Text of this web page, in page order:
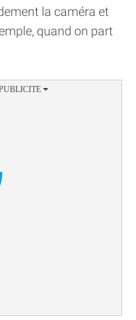
la caméra et
quand on part